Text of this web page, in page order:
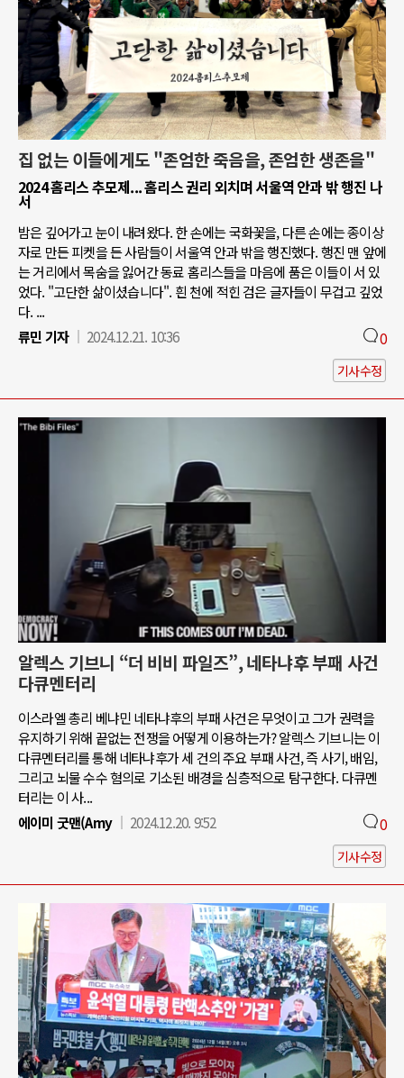
집 없는 이들에게도 "존엄한 죽음을, 존엄한 생존을"
2024 홈리스 추모제... 홈리스 권리 외치며 서울역 안과 밖 행진 나
서
밤은 깊어가고 눈이 내려왔다. 한 손에는 국화꽃을, 다른 손에는 종이상
자로 만든 피켓을 든 사람들이 서울역 안과 밖을 행진했다. 행진 맨 앞에
는 거리에서 목숨을 잃어간 동료 홈리스들을 마음에 품은 이들이 서 있
었다. "고단한 삶이셨습니다". 흰 천에 적힌 검은 글자들이 무겁고 깊었
다. ...
류민 기자
2024.12.21. 10:36 0
기사수정
알렉스 기브니 “더 비비 파일즈”, 네타냐후 부패 사건
다큐멘터리
이스라엘 총리 베냐민 네타냐후의 부패 사건은 무엇이고 그가 권력을
유지하기 위해 끝없는 전쟁을 어떻게 이용하는가? 알렉스 기브니는 이
다큐멘터리를 통해 네타냐후가 세 건의 주요 부패 사건, 즉 사기, 배임,
그리고 뇌물 수수 혐의로 기소된 배경을 심층적으로 탐구한다. 다큐멘
터리는 이 사...
에이미 굿맨(Amy
2024.12.20. 9:52 0
기사수정